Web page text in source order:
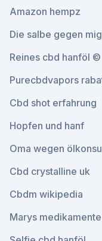
Amazon hempz
Die salbe gegen
Reines cbd hanföl ©
Purecbdvapors
Cbd shot erfahrung
Hopfen und hanf
Oma wegen
Cbd crystalline uk
Cbdm wikipedia
Marys